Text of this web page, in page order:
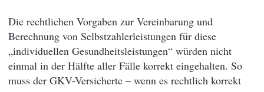
Die rechtlichen Vorgaben zur Vereinbarung und
Berechnung von Selbstzahlerleistungen für diese
„individuellen Gesundheitsleistungen“ würden nicht
einmal in der Hälfte aller Fälle korrekt eingehalten. So
muss der GKV-Versicherte – wenn es rechtlich korrekt